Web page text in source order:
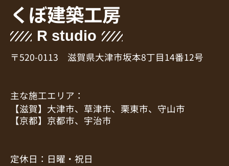
くぼ建築工房
R studio
〒520-0113 滋賀県大津市坂本8丁目14番12号
主な施工エリア：
【滋賀】大津市、草津市、栗東市、守山市
【京都】京都市、宇治市
定休日：日曜・祝日